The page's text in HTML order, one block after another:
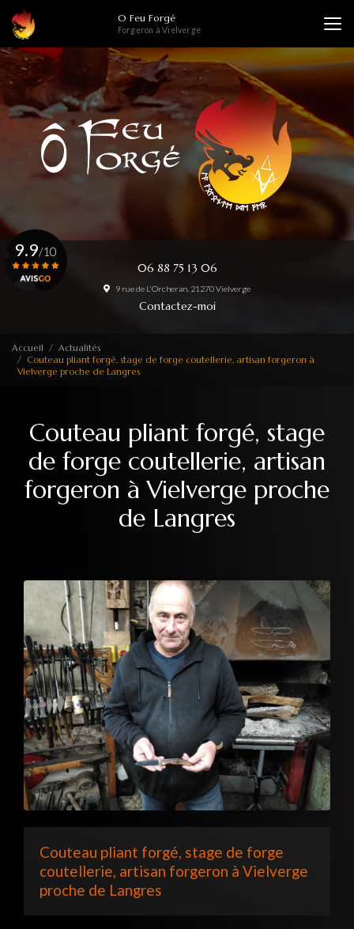
contenu
principal
O Feu Forgé
Forgeron à Vielverge
06 88 75 13 06
9 rue de L'Orcheran, 21270 Vielverge
Contactez-moi
9.9/10
Accueil
Actualités
Couteau pliant forgé, stage de forge coutellerie, artisan forgeron à
Vielverge proche de Langres
Couteau pliant forgé, stage
de forge coutellerie, artisan
forgeron à Vielverge proche
de Langres
Couteau pliant forgé, stage de forge
coutellerie, artisan forgeron à Vielverge
proche de Langres